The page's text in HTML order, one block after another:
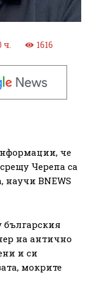
ч. 1616
че
Черепа са
научи BNEWS
българския
на антично
и си
мокрите